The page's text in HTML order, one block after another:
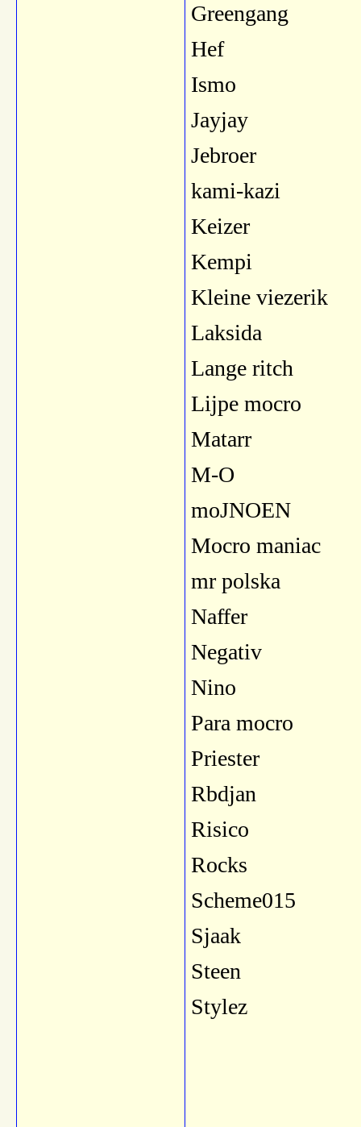
Greengang
Hef
Ismo
Jayjay
Jebroer
kami-kazi
Keizer
Kempi
Kleine viezerik
Laksida
Lange ritch
Lijpe mocro
Matarr
M-O
moJNOEN
Mocro maniac
mr polska
Naffer
Negativ
Nino
Para mocro
Priester
Rbdjan
Risico
Rocks
Scheme015
Sjaak
Steen
Stylez